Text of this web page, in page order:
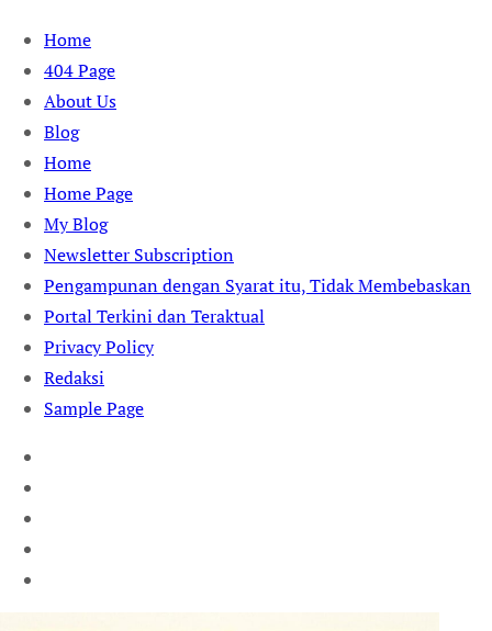
Skip
content
Home
404 Page
About Us
Blog
Home
Home Page
My Blog
Newsletter Subscription
Pengampunan dengan Syarat itu, Tidak Membebaskan
Portal Terkini dan Teraktual
Privacy Policy
Redaksi
Sample Page